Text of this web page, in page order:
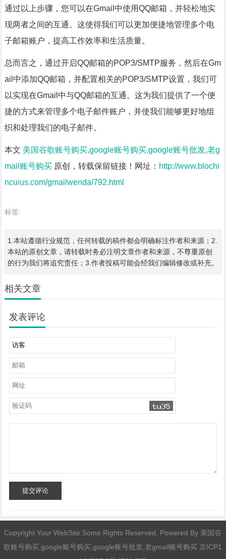
通过以上步骤，您可以在Gmail中使用QQ邮箱，并轻松地实
现两者之间的互通。这使得我们可以更加便捷地管理多个电
子邮箱账户，提高工作效率和生活质量。
总而言之，通过开启QQ邮箱的POP3/SMTP服务，然后在Gm
ail中添加QQ邮箱，并配置相关的POP3/SMTP设置，我们可
以实现在Gmail中与QQ邮箱的互通。这为我们提供了一个便
捷的方式来管理多个电子邮件账户，并使我们能够更好地组
织和处理我们的电子邮件。
本文 美国谷歌账号购买,google账号购买,google账号批发,老g
mail账号购买原创，转载保留链接！网址： http://www.blochi
ncuius.com/gmailwenda/792.html
标签:
1.本站遵循行业规范，任何转载的稿件都会明确标注作者和来源；2.
本站的原创文章，请转载时务必注明文章作者和来源，不尊重原创
的行为我们将追究责任；3.作者投稿可能会经我们编辑修改或补充。
相关文章
发表评论
提交评论
Copyright Your WebSite.Some Rights Reserved. Powered By 美国谷
歌账号购买,google账号购买,google账号批发,老gmail账号购买 京ICP1